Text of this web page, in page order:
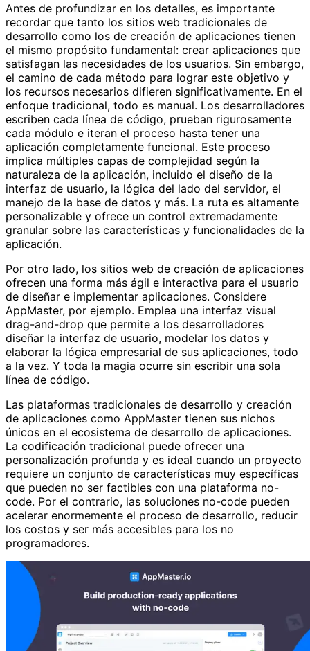
Antes de profundizar en los detalles, es importante
recordar que tanto los sitios web tradicionales de
desarrollo como los de creación de aplicaciones tienen
el mismo propósito fundamental: crear aplicaciones que
satisfagan las necesidades de los usuarios. Sin embargo,
el camino de cada método para lograr este objetivo y
los recursos necesarios difieren significativamente. En el
enfoque tradicional, todo es manual. Los desarrolladores
escriben cada línea de código, prueban rigurosamente
cada módulo e iteran el proceso hasta tener una
aplicación completamente funcional. Este proceso
implica múltiples capas de complejidad según la
naturaleza de la aplicación, incluido el diseño de la
interfaz de usuario, la lógica del lado del servidor, el
manejo de la base de datos y más. La ruta es altamente
personalizable y ofrece un control extremadamente
granular sobre las características y funcionalidades de la
aplicación.
Por otro lado, los sitios web de creación de aplicaciones
ofrecen una forma más ágil e interactiva para el usuario
de diseñar e implementar aplicaciones. Considere
AppMaster, por ejemplo. Emplea una interfaz visual
drag-and-drop que permite a los desarrolladores
diseñar la interfaz de usuario, modelar los datos y
elaborar la lógica empresarial de sus aplicaciones, todo
a la vez. Y toda la magia ocurre sin escribir una sola
línea de código.
Las plataformas tradicionales de desarrollo y creación
de aplicaciones como AppMaster tienen sus nichos
únicos en el ecosistema de desarrollo de aplicaciones.
La codificación tradicional puede ofrecer una
personalización profunda y es ideal cuando un proyecto
requiere un conjunto de características muy específicas
que pueden no ser factibles con una plataforma no-
code. Por el contrario, las soluciones no-code pueden
acelerar enormemente el proceso de desarrollo, reducir
los costos y ser más accesibles para los no
programadores.